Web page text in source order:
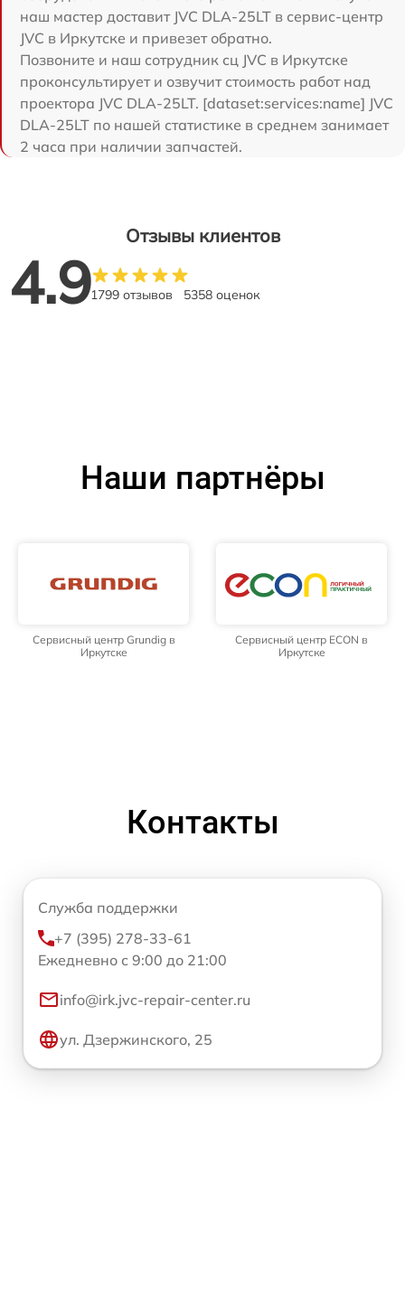
наш мастер доставит JVC DLA-25LT в сервис-центр
JVC в Иркутске и привезет обратно.
Позвоните и наш сотрудник сц JVC в Иркутске
проконсультирует и озвучит стоимость работ над
проектора JVC DLA-25LT. [dataset:services:name] JVC
DLA-25LT по нашей статистике в среднем занимает
2 часа при наличии запчастей.
Отзывы клиентов
4.91799 отзывов 5358 оценок
Наши партнёры
Сервисный центр Grundig в
Иркутске
Сервисный центр ECON в
Иркутске
Контакты
Служба поддержки
+7 (395) 278-33-61
Ежедневно с 9:00 до 21:00
info@irk.jvc-repair-center.ru
ул. Дзержинского, 25